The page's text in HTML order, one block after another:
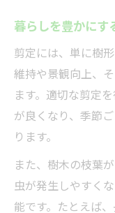
暮らしを豊かにす
剪定には、単に樹
維持や景観向上、
ます。適切な剪定
が良くなり、季節
ります。
また、樹木の枝葉
虫が発生しやすく
能です。たとえば